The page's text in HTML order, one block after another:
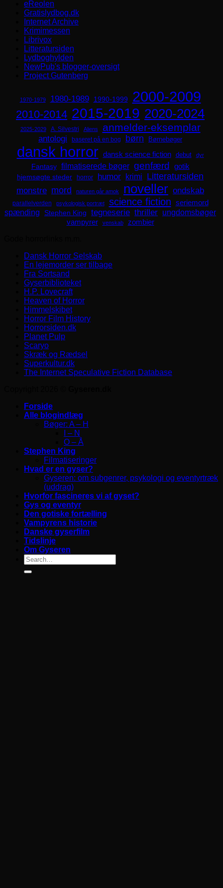
eReolen
Gratislydbog.dk
Internet Archive
Krimimessen
Librivox
Litteratursiden
Lydboghylden
NewPub's blogger-oversigt
Project Gutenberg
1970-1979 1980-1989 1990-1999 2000-2009
2010-2014 2015-2019 2020-2024
2025-2029 A. Silvestri Aliens anmelder-eksemplar
antologi baseret på en bog børn Børnebøger
dansk horror dansk science fiction debut dyr
Fantasy filmatiserede bøger genfærd
gotik
hjemsøgte steder
horror humor krimi Litteratursiden
monstre mord naturen går amok noveller ondskab
parallelverden psykologisk portræt science fiction seriemord
spænding Stephen King tegneserie thriller ungdomsbøger
vampyrer venskab
zombier
Dansk Horror Selskab
En lejemorder ser tilbage
Fra Sortsand
Gyserbiblioteket
H.P. Lovecraft
Heaven of Horror
Himmelskibet
Horror Film History
Horrorsiden.dk
Planet Pulp
Scaryo
Skræk og Rædsel
Superkultur.dk
The Internet Speculative Fiction Database
Forside
Alle blogindlæg
Bøger: A – H
I – N
O – Å
Stephen King
Filmatiseringer
Hvad er en gyser?
Gyseren: om subgenrer, psykologi og eventyrtræk
(uddrag)
Hvorfor fascineres vi af gyset?
Gys og eventyr
Den gotiske fortælling
Vampyrens historie
Danske gyserfilm
Tidslinje
Om Gyseren